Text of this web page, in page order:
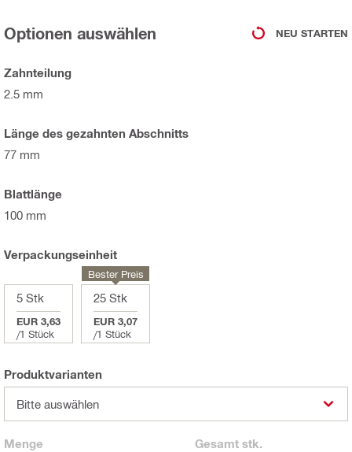
Optionen auswählen NEU STARTEN
Zahnteilung
2.5 mm
Länge des gezahnten Abschnitts
77 mm
Blattlänge
100 mm
Verpackungseinheit
5 Stk
EUR 3,63
/1 Stück
25 Stk
EUR 3,07
/1 Stück
Bester Preis
Produktvarianten
Bitte auswählen
Menge Gesamtstk.